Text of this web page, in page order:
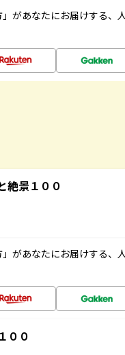
があなたにお届けする、
絶景１００
があなたにお届けする、
００